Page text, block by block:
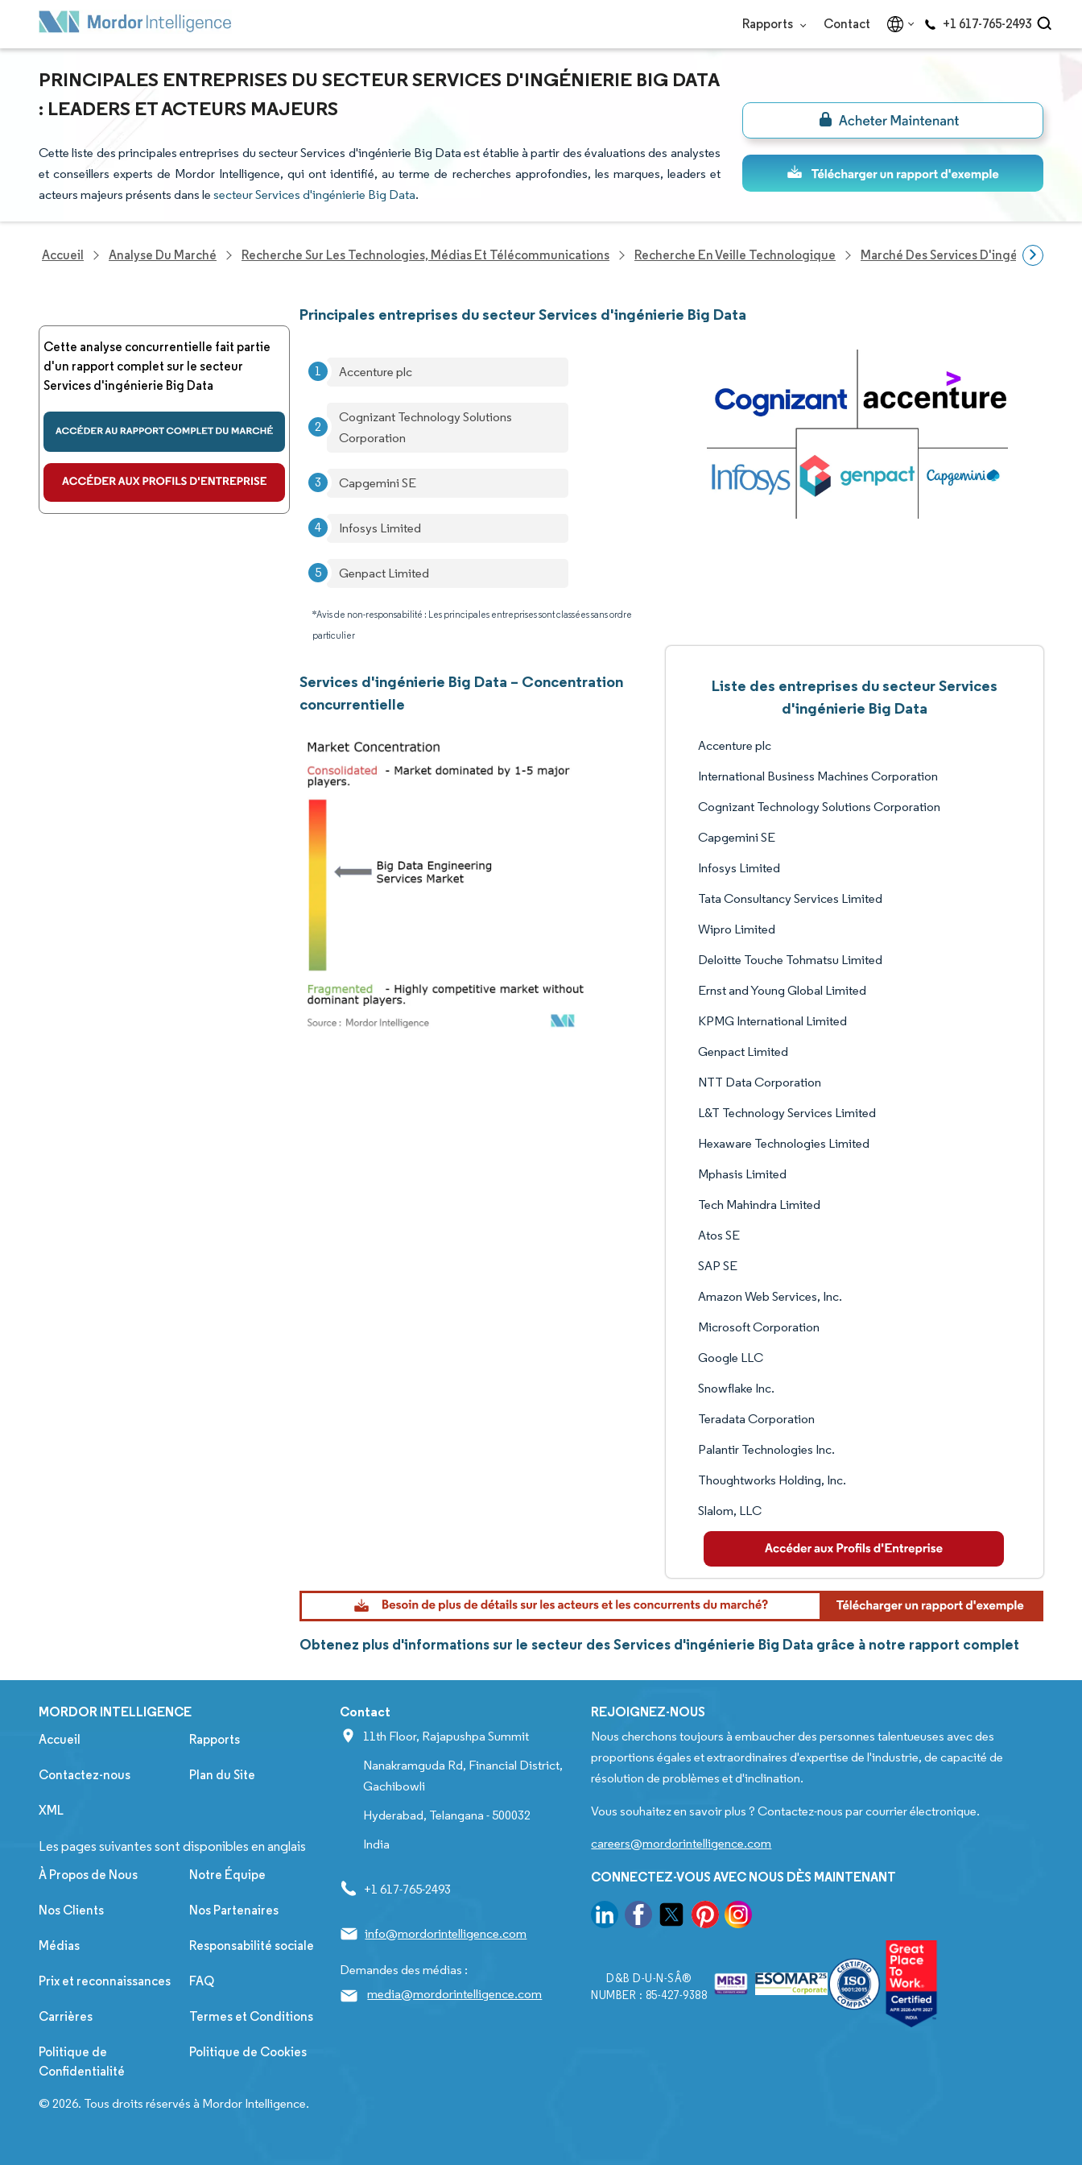
Rapports Contact +1 617-765-2493
PRINCIPALES ENTREPRISES DU SECTEUR SERVICES D'INGÉNIERIE BIG DATA
: LEADERS ET ACTEURS MAJEURS
Cette liste des principales entreprises du secteur Services d'ingénierie Big Data est établie à partir des évaluations des analystes
et conseillers experts de Mordor Intelligence, qui ont identifié, au terme de recherches approfondies, les marques, leaders et
acteurs majeurs présents dans le secteur Services d'ingénierie Big Data.
Accueil Analyse Du Marché Recherche Sur Les Technologies, Médias Et Télécommunications Recherche En Veille Technologique Marché Des Services D'ingénierie Des
Cette analyse concurrentielle fait partie
d'un rapport complet sur le secteur
Services d'ingénierie Big Data
Principales entreprises du secteur Services d'ingénierie Big Data
Accenture plc
Cognizant Technology Solutions
Corporation
Capgemini SE
Infosys Limited
Genpact Limited
*Avis de non-responsabilité : Les principales entreprises sont classées sans ordre
particulier
Services d'ingénierie Big Data – Concentration
concurrentielle
Liste des entreprises du secteur Services
d'ingénierie Big Data
Accenture plc
International Business Machines Corporation
Cognizant Technology Solutions Corporation
Capgemini SE
Infosys Limited
Tata Consultancy Services Limited
Wipro Limited
Deloitte Touche Tohmatsu Limited
Ernst and Young Global Limited
KPMG International Limited
Genpact Limited
NTT Data Corporation
L&T Technology Services Limited
Hexaware Technologies Limited
Mphasis Limited
Tech Mahindra Limited
Atos SE
SAP SE
Amazon Web Services, Inc.
Microsoft Corporation
Google LLC
Snowflake Inc.
Teradata Corporation
Palantir Technologies Inc.
Thoughtworks Holding, Inc.
Slalom, LLC
Obtenez plus d'informations sur le secteur des Services d'ingénierie Big Data grâce à notre rapport complet
MORDOR INTELLIGENCE
Accueil Rapports
Contactez-nous Plan du Site
XML
Les pages suivantes sont disponibles en anglais
À Propos de Nous Notre Équipe
Nos Clients Nos Partenaires
Médias Responsabilité sociale
Prix et reconnaissances FAQ
Carrières Termes et Conditions
Politique de
Confidentialité
Politique de Cookies
Contact
11th Floor, Rajapushpa Summit
Nanakramguda Rd, Financial District,
Gachibowli
Hyderabad, Telangana - 500032
India
+1 617-765-2493
info@mordorintelligence.com
Demandes des médias :
media@mordorintelligence.com
REJOIGNEZ-NOUS
Nous cherchons toujours à embaucher des personnes talentueuses avec des
proportions égales et extraordinaires d'expertise de l'industrie, de capacité de
résolution de problèmes et d'inclination.
Vous souhaitez en savoir plus ? Contactez-nous par courrier électronique.
careers@mordorintelligence.com
CONNECTEZ-VOUS AVEC NOUS DÈS MAINTENANT
D&B D-U-N-SÂ®
NUMBER : 85-427-9388
© 2026. Tous droits réservés à Mordor Intelligence.